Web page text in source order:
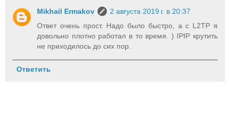
Mikhail Ermakov
2 августа 2019 г. в 20:37
Ответ очень прост. Надо было быстро, а с L2TP я
довольно плотно работал в то время. ) IPIP крутить
не приходилось до сих пор.
Ответить